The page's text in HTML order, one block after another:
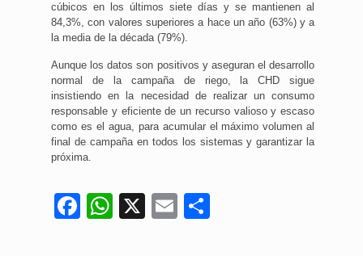
cúbicos en los últimos siete días y se mantienen al
84,3%, con valores superiores a hace un año (63%) y a
la media de la década (79%).
Aunque los datos son positivos y aseguran el desarrollo
normal de la campaña de riego, la CHD sigue
insistiendo en la necesidad de realizar un consumo
responsable y eficiente de un recurso valioso y escaso
como es el agua, para acumular el máximo volumen al
final de campaña en todos los sistemas y garantizar la
próxima.
Facebook
WhatsApp
X Email